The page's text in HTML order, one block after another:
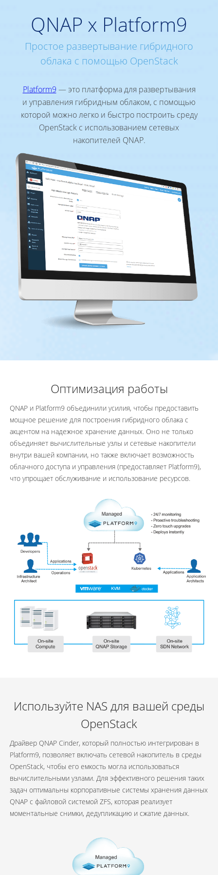
QNAP x Platform9
Простое развертывание гибридного
облака с помощью OpenStack
Platform9 — это платформа для развертывания
и управления гибридным облаком, с помощью
которой можно легко и быстро построить среду
OpenStack с использованием сетевых
накопителей QNAP.
Оптимизация работы
QNAP и Platform9 объединили усилия, чтобы предоставить
мощное решение для построения гибридного облака с
акцентом на надежное хранение данных. Оно не только
объединяет вычислительные узлы и сетевые накопители
внутри вашей компании, но также включает возможность
облачного доступа и управления (предоставляет Platform9),
что упрощает обслуживание и использование ресурсов.
Используйте NAS для вашей среды
OpenStack
Драйвер QNAP Cinder, который полностью интегрирован в
Platform9, позволяет включать сетевой накопитель в среды
OpenStack, чтобы его емкость могла использоваться
вычислительными узлами. Для эффективного решения таких
задач оптимальны корпоративные системы хранения данных
QNAP с файловой системой ZFS, которая реализует
моментальные снимки, дедупликацию и сжатие данных.